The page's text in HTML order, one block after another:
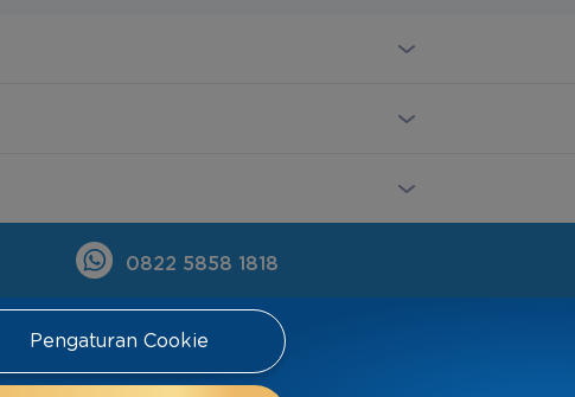
0822 5858 1818
Pengaturan Cookie